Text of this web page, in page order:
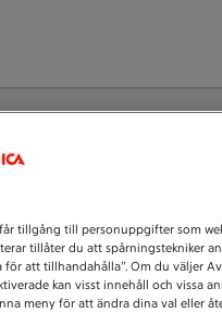
tillgång till personuppgifter som
tillåter du att spårningstekniker
att tillhandahålla”. Om du väljer
kan visst innehåll och vissa
meny för att ändra dina val eller